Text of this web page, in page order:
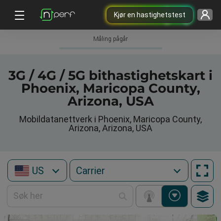
Kjør en hastighetstest
Måling pågår
3G / 4G / 5G bithastighetskart i
Phoenix, Maricopa County,
Arizona, USA
Mobildatanettverk i Phoenix, Maricopa County,
Arizona, Arizona, USA
US